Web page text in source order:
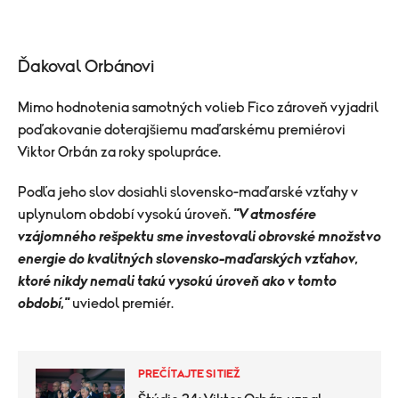
Ďakoval Orbánovi
Mimo hodnotenia samotných volieb Fico zároveň vyjadril
poďakovanie doterajšiemu maďarskému premiérovi
Viktor Orbán za roky spolupráce.
Podľa jeho slov dosiahli slovensko-maďarské vzťahy v
uplynulom období vysokú úroveň. "V atmosfére
vzájomného rešpektu sme investovali obrovské množstvo
energie do kvalitných slovensko-maďarských vzťahov,
ktoré nikdy nemali takú vysokú úroveň ako v tomto
období,"uviedol premiér.
PREČÍTAJTE SI TIEŽ